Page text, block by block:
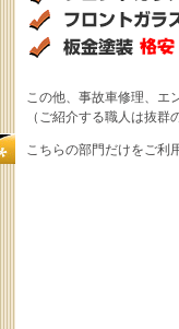
この他、事故車修理、エ
（ご紹介する職人は抜
こちらの部門だけをご利